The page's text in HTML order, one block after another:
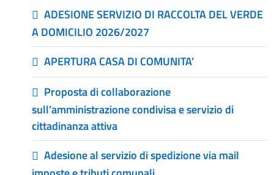
ADESIONE SERVIZIO DI RACCOLTA DEL VERDE
A DOMICILIO 2026/2027
APERTURA CASA DI COMUNITA’
Proposta di collaborazione
sull’amministrazione condivisa e servizio di
cittadinanza attiva
Adesione al servizio di spedizione via mail